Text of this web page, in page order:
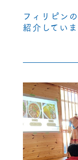
フィリピン
紹介していま